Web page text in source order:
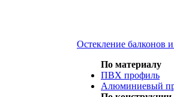
Остекление балконов
По материалу
ПВХ профиль
Алюминиевый